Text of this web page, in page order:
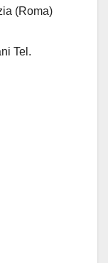
(Roma)
Tel.